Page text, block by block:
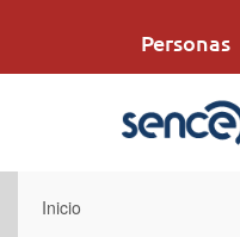
Personas
Inicio